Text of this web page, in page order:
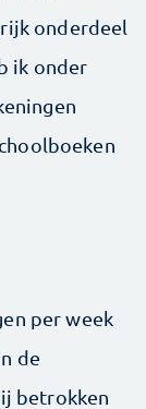
onderdeel
ik onder
per week
de
betrokken